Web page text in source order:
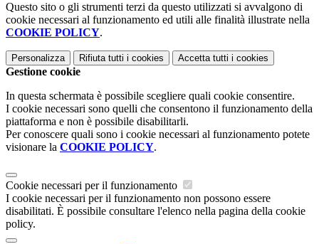
Questo sito o gli strumenti terzi da questo utilizzati si avvalgono di
cookie necessari al funzionamento ed utili alle finalità illustrate nella
COOKIE POLICY.
Personalizza Rifiuta tutti i cookies Accetta tutti i cookies
Gestione cookie
In questa schermata è possibile scegliere quali cookie consentire.
I cookie necessari sono quelli che consentono il funzionamento della
piattaforma e non è possibile disabilitarli.
Per conoscere quali sono i cookie necessari al funzionamento potete
visionare la COOKIE POLICY.
Cookie necessari per il funzionamento
I cookie necessari per il funzionamento non possono essere
disabilitati. È possibile consultare l'elenco nella pagina della cookie
policy.